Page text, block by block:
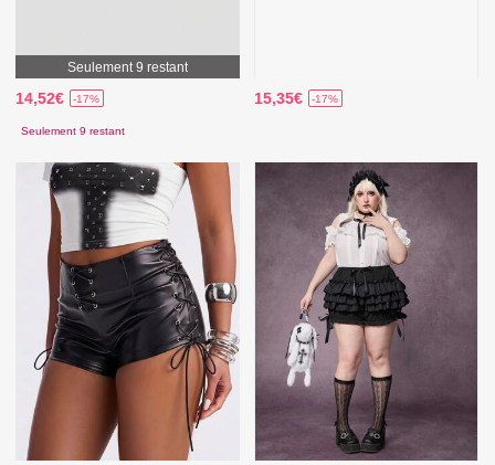
Seulement 9 restant
14,52€ -17%
Seulement 9 restant
15,35€ -17%